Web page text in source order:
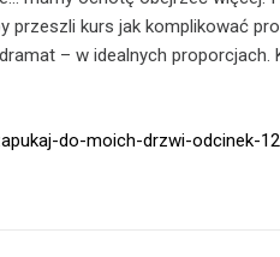
przeszli kurs jak komplikować
– w idealnych proporcjach.
do-moich-drzwi-odcinek-